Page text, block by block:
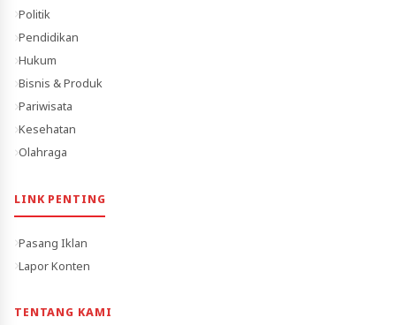
Politik
Pendidikan
Hukum
Bisnis & Produk
Pariwisata
Kesehatan
Olahraga
LINK PENTING
Pasang Iklan
Lapor Konten
TENTANG KAMI